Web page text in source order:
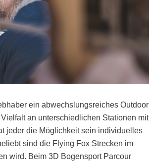
ein abwechslungsreiches Outdoor
an unterschiedlichen Stationen mit
jeder die Möglichkeit sein individuelles
sind die Flying Fox Strecken im
wird. Beim 3D Bogensport Parcour